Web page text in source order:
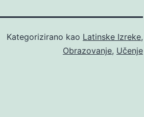
Kategorizirano kao Latinske Izreke,
Obrazovanje, Učenje